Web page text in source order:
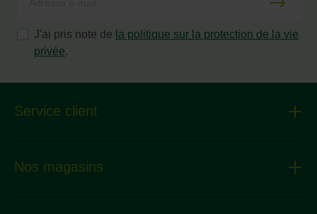
J'ai pris note de la politique sur la protection de la vie
privée.
Service client
Nos magasins